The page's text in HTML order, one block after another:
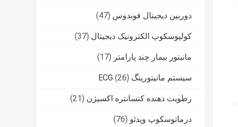
دوربین دیجیتال فوندوس (47)
کولپوسکوپ الکترونیک دیجیتال (37)
مانیتور بیمار چند پارامتر (17)
سیستم مانیتورینگ ECG (26)
رطوبت دهنده کنسانتره اکسیژن (21)
درماتوسکوپ ویدئو (76)